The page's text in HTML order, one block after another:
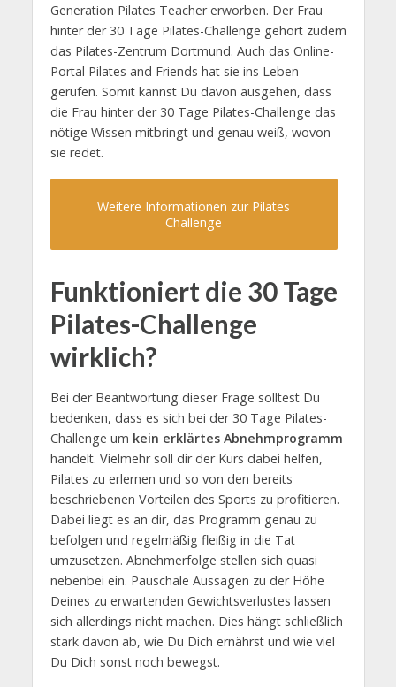
Generation Pilates Teacher erworben. Der Frau
hinter der 30 Tage Pilates-Challenge gehört zudem
das Pilates-Zentrum Dortmund. Auch das Online-
Portal Pilates and Friends hat sie ins Leben
gerufen. Somit kannst Du davon ausgehen, dass
die Frau hinter der 30 Tage Pilates-Challenge das
nötige Wissen mitbringt und genau weiß, wovon
sie redet.
Weitere Informationen zur Pilates
Challenge
Funktioniert die 30 Tage
Pilates-Challenge
wirklich?
Bei der Beantwortung dieser Frage solltest Du
bedenken, dass es sich bei der 30 Tage Pilates-
Challenge um kein erklärtes Abnehmprogramm
handelt. Vielmehr soll dir der Kurs dabei helfen,
Pilates zu erlernen und so von den bereits
beschriebenen Vorteilen des Sports zu profitieren.
Dabei liegt es an dir, das Programm genau zu
befolgen und regelmäßig fleißig in die Tat
umzusetzen. Abnehmerfolge stellen sich quasi
nebenbei ein. Pauschale Aussagen zu der Höhe
Deines zu erwartenden Gewichtsverlustes lassen
sich allerdings nicht machen. Dies hängt schließlich
stark davon ab, wie Du Dich ernährst und wie viel
Du Dich sonst noch bewegst.